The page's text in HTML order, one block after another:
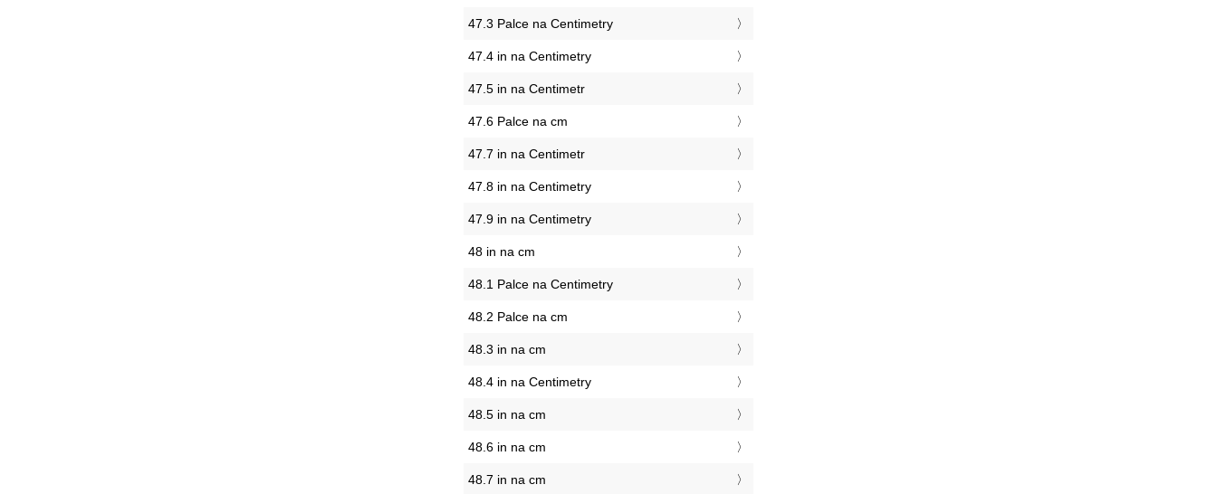
47.3 Palce na Centimetry
47.4 in na Centimetry
47.5 in na Centimetr
47.6 Palce na cm
47.7 in na Centimetr
47.8 in na Centimetry
47.9 in na Centimetry
48 in na cm
48.1 Palce na Centimetry
48.2 Palce na cm
48.3 in na cm
48.4 in na Centimetry
48.5 in na cm
48.6 in na cm
48.7 in na cm